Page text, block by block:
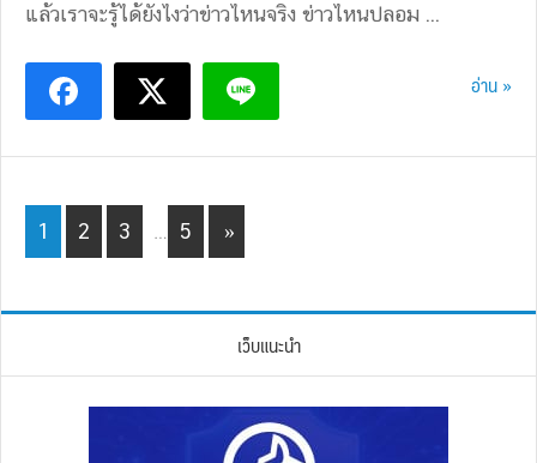
แล้วเราจะรู้ได้ยังไงว่าข่าวไหนจริง ข่าวไหนปลอม ...
อ่าน »
Page
1 Page
2 Page
3
Interim
pages
… Page
5 »
เว็บแนะนำ